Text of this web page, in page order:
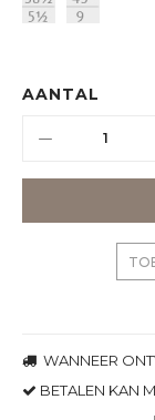
AANTAL
WANNEER
BETALEN KAN